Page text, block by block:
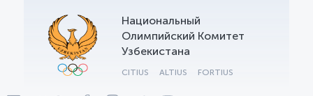
Национальный
Олимпийский Комитет
Узбекистана
CITIUS ALTIUS FORTIUS
OLYMPCHIK AI - yordamchi
Онлайн · olympic.uz